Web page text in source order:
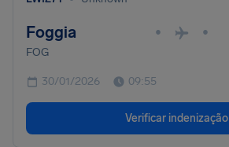
Foggia • •
FOG
30/01/2026 09:55
Verificar indenização